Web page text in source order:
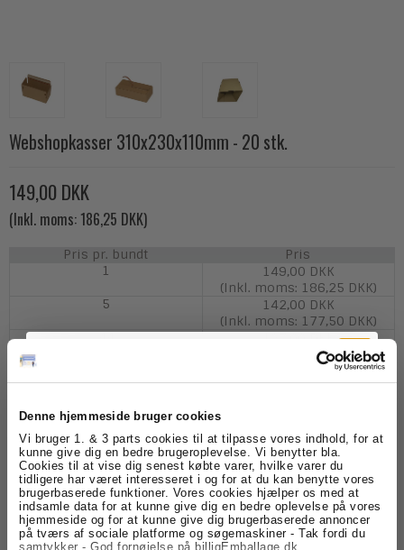
Denne hjemmeside bruger cookies
Vi bruger 1. & 3 parts cookies til at tilpasse vores indhold, for at
kunne give dig en bedre brugeroplevelse. Vi benytter bla.
Cookies til at vise dig senest købte varer, hvilke varer du
tidligere har været interesseret i og for at du kan benytte vores
brugerbaserede funktioner. Vores cookies hjælper os med at
indsamle data for at kunne give dig en bedre oplevelse på vores
hjemmeside og for at kunne give dig brugerbaserede annoncer
på tværs af sociale platforme og søgemaskiner - Tak fordi du
samtykker - God fornøjelse på billigEmballage.dk
Webshopkasser 310x230x110mm - 20 stk.
149,00 DKK
(Inkl. moms: 186,25 DKK)
Pris pr. bundt
Pris
1
149,00 DKK
(Inkl. moms: 186,25 DKK)
5
142,00 DKK
(Inkl. moms: 177,50 DKK)
(Inkl. moms: 158,75 DKK)
Model/Varenr.: WSK310
Lagerstatus:
På lager
Bundt Køb
Tilmeld dig
nyhedsbrevet
Få skarpe tilbud, nyheder og eksklusive
kundefordele, direkte i din indbakke.